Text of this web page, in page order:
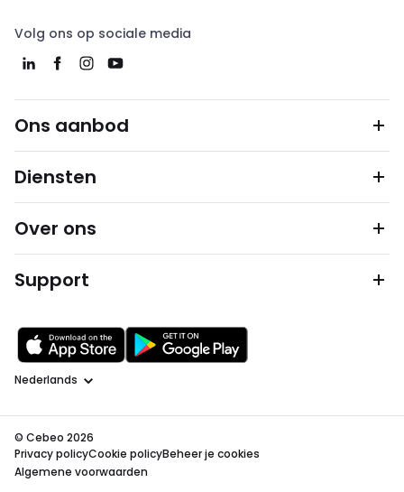
Volg ons op sociale media
Ons aanbod
Diensten
Over ons
Support
Taal
© Cebeo 2026
Privacy policyCookie policyBeheer je cookies
Algemene voorwaarden